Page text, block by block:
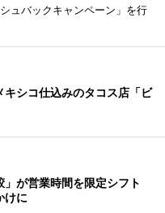
ュバックキャンペーン」を行
キシコ仕込みのタコス店「ビ
」が営業時間を限定シフト
けに